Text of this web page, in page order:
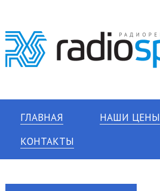
ГЛАВНАЯ НАШИ ЦЕНЫ
КОНТАКТЫ